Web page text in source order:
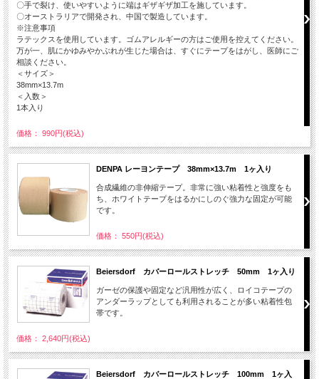
〇手で裂け、使いやすいように端はギザギザ加工を施しています。
〇オーストラリアで開発され、中国で製造しています。
※注意事項
ラテックスを使用しています。ゴムアレルギーの方はご使用を控えてください。
万が一、肌にかゆみやかぶれが生じた場合は、すぐにテープをはがし、医師にご
相談ください。
＜サイズ＞
38mm×13.7m
＜入数＞
1本入り
価格： 990円(税込)
DENPA レーヨンテープ 38mm×13.7m 1ヶ入り
合成繊維の非伸縮テープ。非常に強い粘着性と強度をも
ち、ホワイトテープをはるかにしのぐ強力な固定が可能
です。
価格： 550円(税込)
Beiersdorf カバーロールストレッチ 50mm 1ヶ入り
ガーゼの保護や固定など汎用性が広く、ロイコテープの
アンダーラップとしても利用されることが多い粘着性包
帯です。
価格： 2,640円(税込)
Beiersdorf カバーロールストレッチ 100mm 1ヶ入